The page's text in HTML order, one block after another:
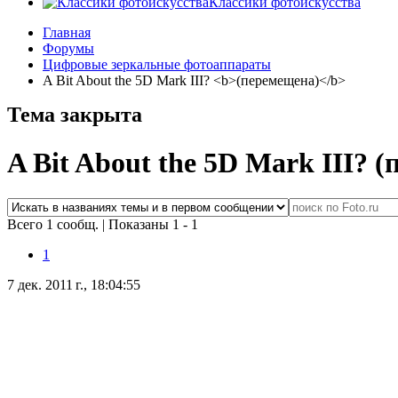
Главная
Форумы
Цифровые зеркальные фотоаппараты
A Bit About the 5D Mark III? <b>(перемещена)</b>
Тема закрыта
A Bit About the 5D Mark III?
Всего 1 сообщ. | Показаны 1 - 1
1
7 дек. 2011 г., 18:04:55